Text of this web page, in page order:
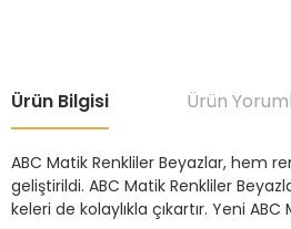
Ürün Bilgisi Ürün
ABC Matik Renkliler Beyazlar, hem
geliştirildi. ABC Matik Renkliler
keleri de kolaylıkla çıkartır. Yeni